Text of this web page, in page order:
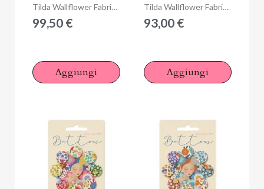
Anteprima Tilda Wallflower Fabric Stack, 40 Quadrati da 10 x 10 pollici Collezione Base
99,50 €
Aggiungi
Anteprima Tilda Wallflower Fabric Roll, 40 Strisce da 2,5 x 42 pollici Collezione Base
93,00 €
Aggiungi